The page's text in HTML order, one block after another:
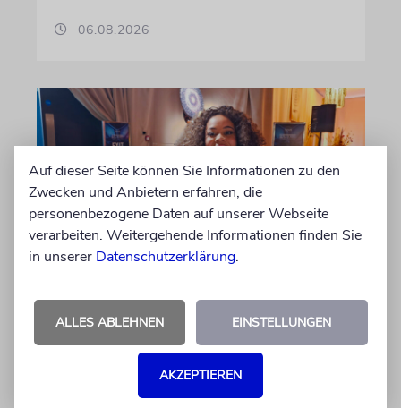
06.08.2026
Seitenwechsel
In Stanford hetzte Taryn Thomas auf
Studentenprotesten gegen Israel. Dann sah sie
die Nova-Ausstellung – und wurde zur
Auf dieser Seite können Sie Informationen zu den
Zwecken und Anbietern erfahren, die
personenbezogene Daten auf unserer Webseite
verarbeiten. Weitergehende Informationen finden Sie
in unserer Datenschutzerklärung.
ALLES ABLEHNEN EINSTELLUNGEN
AKZEPTIEREN